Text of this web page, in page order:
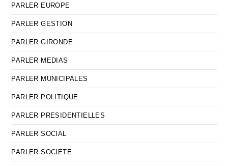
PARLER EUROPE
PARLER GESTION
PARLER GIRONDE
PARLER MEDIAS
PARLER MUNICIPALES
PARLER POLITIQUE
PARLER PRESIDENTIELLES
PARLER SOCIAL
PARLER SOCIETE